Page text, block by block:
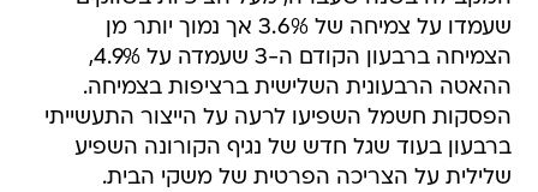
שעמדו על צמיחה של 3.6% אך נמוך יותר מן
הצמיחה ברבעון הקודם ה-3 שעמדה על 4.9%,
ההאטה הרבעונית השלישית ברציפות בצמיחה.
הפסקות חשמל השפיעו לרעה על הייצור התעשייתי
ברבעון בעוד שגל חדש של נגיף הקורונה השפיע
שלילית על הצריכה הפרטית של משקי הבית.